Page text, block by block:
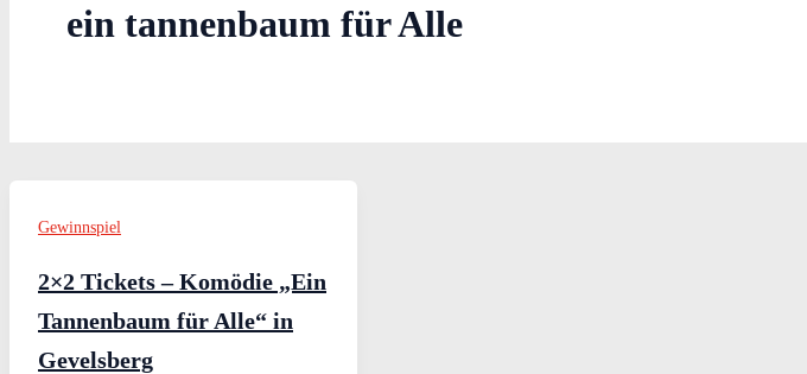
ein tannenbaum für Alle
Gewinnspiel
2×2 Tickets – Komödie „Ein
Tannenbaum für Alle“ in
Gevelsberg